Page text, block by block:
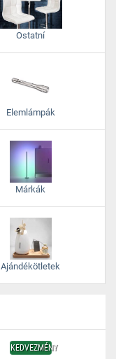
Ostatní
Elemlámpák
Márkák
Ajándékötletek
KEDVEZMÉNY